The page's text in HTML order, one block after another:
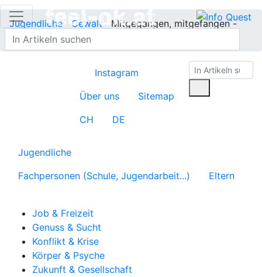
Jugendliche Gewalt
Mitgegangen, mitgefangen -
veraltet
Instagram
Über uns
Sitemap
CH
DE
Jugendliche
Fachpersonen (Schule, Jugendarbeit...)
Eltern
Job & Freizeit
Genuss & Sucht
Konflikt & Krise
Körper & Psyche
Zukunft & Gesellschaft